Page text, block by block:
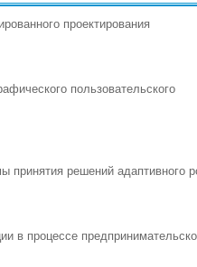
проектирования
пользовательского
принятия решений адаптивного
в процессе